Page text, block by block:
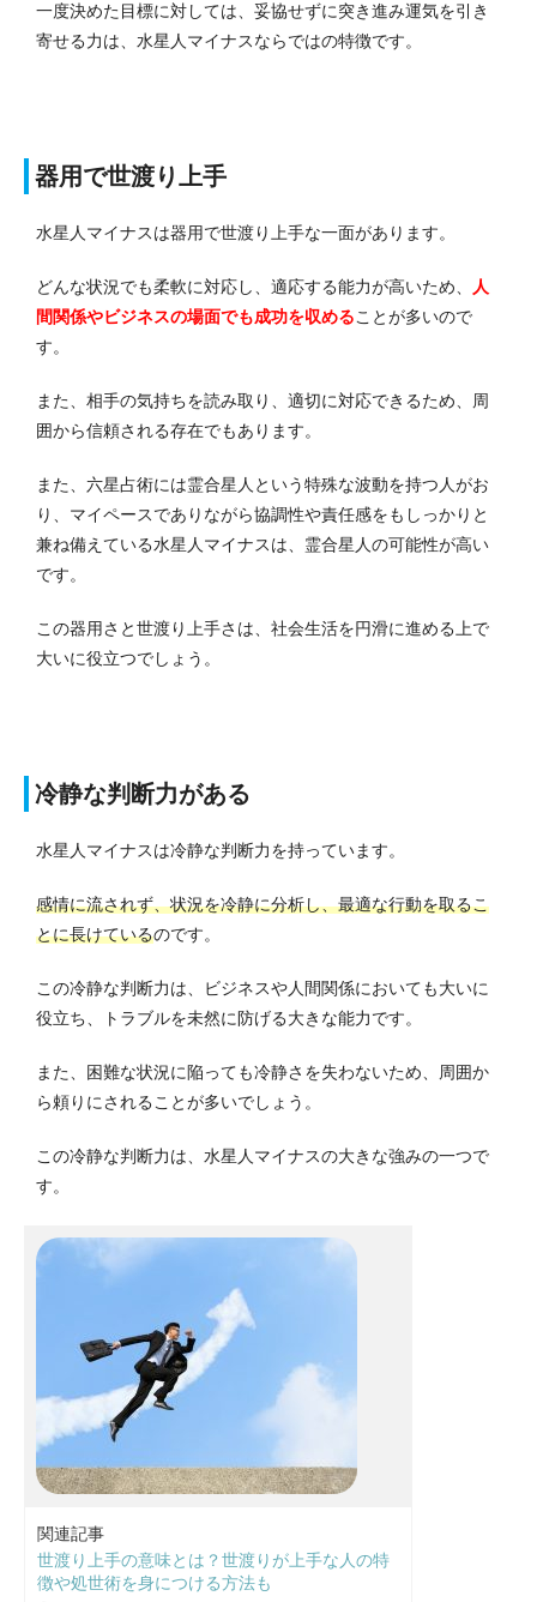
一度決めた目標に対しては、妥協せずに突き進み運気を引き
寄せる力は、水星人マイナスならではの特徴です。
器用で世渡り上手
水星人マイナスは器用で世渡り上手な一面があります。
どんな状況でも柔軟に対応し、適応する能力が高いため、
人
間関係やビジネスの場面でも成功を収めることが多いので
す。
また、相手の気持ちを読み取り、適切に対応できるため、周
囲から信頼される存在でもあります。
また、六星占術には霊合星人という特殊な波動を持つ人がお
り、マイペースでありながら協調性や責任感をもしっかりと
兼ね備えている水星人マイナスは、霊合星人の可能性が高い
です。
この器用さと世渡り上手さは、社会生活を円滑に進める上で
大いに役立つでしょう。
冷静な判断力がある
水星人マイナスは冷静な判断力を持っています。
感情に流されず、状況を冷静に分析し、最適な行動を取るこ
とに長けているのです。
この冷静な判断力は、ビジネスや人間関係においても大いに
役立ち、トラブルを未然に防げる大きな能力です。
また、困難な状況に陥っても冷静さを失わないため、周囲か
ら頼りにされることが多いでしょう。
この冷静な判断力は、水星人マイナスの大きな強みの一つで
す。
関連記事
世渡り上手の意味とは？世渡りが上手な人の特
徴や処世術を身につける方法も